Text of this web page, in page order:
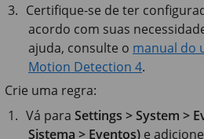
Certifique-se de ter
acordo com suas
ajuda, consulte o manual do
Motion Detection 4.
Crie uma regra:
Vá paraSettings > System >
Sistema > Eventos) e